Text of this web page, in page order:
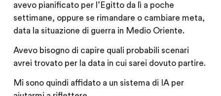
avevo pianificato per l’Egitto da lì a poche
settimane, oppure se rimandare o cambiare meta,
data la situazione di guerra in Medio Oriente.
Avevo bisogno di capire quali probabili scenari
avrei trovato per la data in cui sarei dovuto partire.
Mi sono quindi affidato a un sistema di IA per